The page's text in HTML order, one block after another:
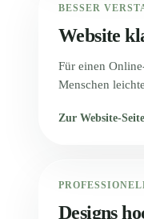
BESSER
Website
Für einen
Menschen
Zur Website-
Designs